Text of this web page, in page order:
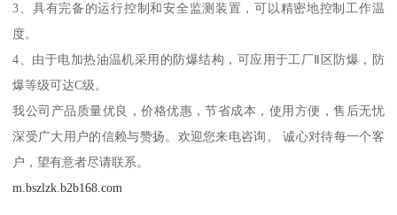
3、具有完备的运行控制和安全监测装置，可以精密地控制工作温
度。
4、由于电加热油温机采用的防爆结构，可应用于工厂Ⅱ区防爆，防
爆等级可达C级。
我公司产品质量优良，价格优惠，节省成本，使用方便，售后无忧
深受广大用户的信赖与赞扬。欢迎您来电咨询。 诚心对待每一个客
户，望有意者尽请联系。
m.bszlzk.b2b168.com